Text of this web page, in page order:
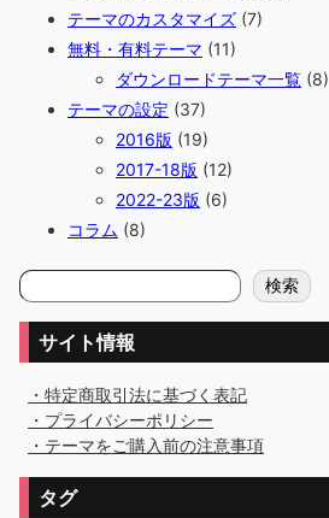
テーマのカスタマイズ (7)
無料・有料テーマ (11)
ダウンロードテーマ一覧 (8)
テーマの設定 (37)
2016版 (19)
2017-18版 (12)
2022-23版 (6)
コラム (8)
検
索
検索
サイト情報
・特定商取引法に基づく表記
・プライバシーポリシー
・テーマをご購入前の注意事項
タグ